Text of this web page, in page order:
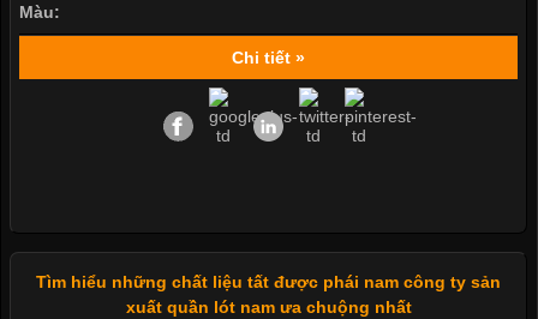
Màu:
Chi tiết »
Tìm hiểu những chất liệu tất được phái nam công ty sản
xuất quần lót nam ưa chuộng nhất